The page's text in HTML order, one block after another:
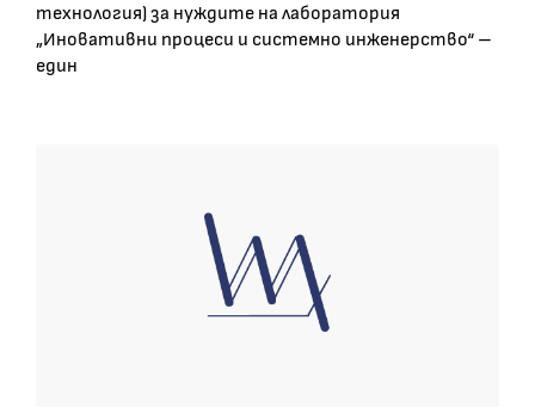
технология) за нуждите на лаборатория
„Иновативни процеси и системно инженерство“ –
един